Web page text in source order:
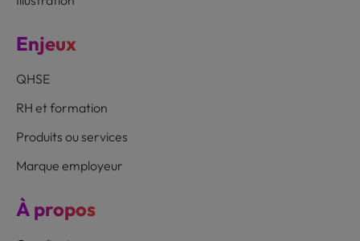
Enjeux
QHSE
RH et formation
Produits ou services
Marque employeur
À propos